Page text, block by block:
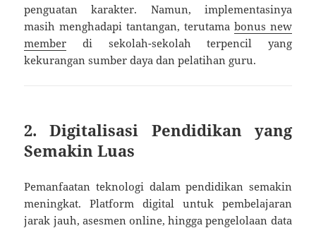
penguatan karakter. Namun, implementasinya
masih menghadapi tantangan, terutama bonus new
member di sekolah-sekolah terpencil yang
kekurangan sumber daya dan pelatihan guru.
2.Digitalisasi Pendidikan yang
Semakin Luas
Pemanfaatan teknologi dalam pendidikan semakin
meningkat. Platform digital untuk pembelajaran
jarak jauh, asesmen online, hingga pengelolaan data